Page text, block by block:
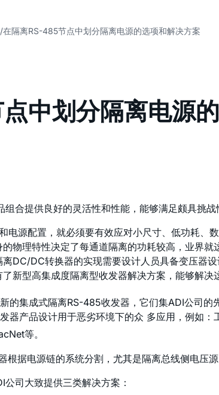
在隔离RS-485节点中划分隔离电源的选项和解决方案
中划分隔离电源
合提供良好的灵活性和性能，能够满足颇具挑
电源配置，就必须要有效应对小尺寸、低功耗
物理特性决定了每通道隔离的功耗较高，业界
DC/DC转换器的实现需要设计人员具备变压器
新型高集成度隔离型收发器解决方案，能够解决
的集成式隔离RS-485收发器，它们集ADI公司的
器产品设计用于恶劣环境下的众 多应用，例如
等。
据电源链的系统分割，尤其是隔离总线侧电压
司大致提供三类解决方案：